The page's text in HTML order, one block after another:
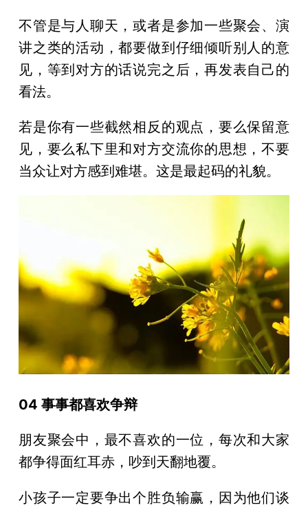
不管是与人聊天，或者是参加一些聚会、演
讲之类的活动，都要做到仔细倾听别人的意
见，等到对方的话说完之后，再发表自己的
看法。
若是你有一些截然相反的观点，要么保留意
见，要么私下里和对方交流你的思想，不要
当众让对方感到难堪。这是最起码的礼貌。
04 事事都喜欢争辩
朋友聚会中，最不喜欢的一位，每次和大家
都争得面红耳赤，吵到天翻地覆。
小孩子一定要争出个胜负输赢，因为他们谈